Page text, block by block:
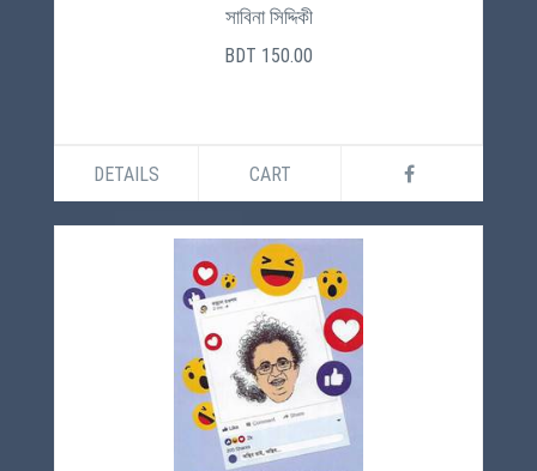
সাবিনা সিদ্দিকী
BDT 150.00
DETAILS CART